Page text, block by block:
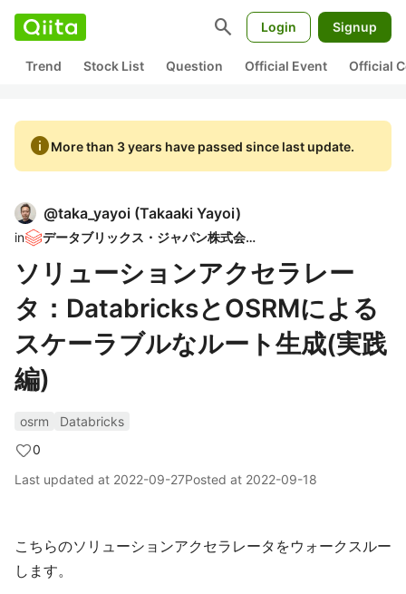
search Login Signup
Trend Stock List Question Official Event Official
infoMore than 3 years have passed since last update.
@taka_yayoi (Takaaki Yayoi)
in データブリックス・ジャパン株式会社
ソリューションアクセラレー
タ：DatabricksとOSRMによる
スケーラブルなルート生成(実践
編)
osrm
Databricks
0
Last updated at 2022-09-27Posted at 2022-09-18
こちらのソリューションアクセラレータをウォークスルー
します。